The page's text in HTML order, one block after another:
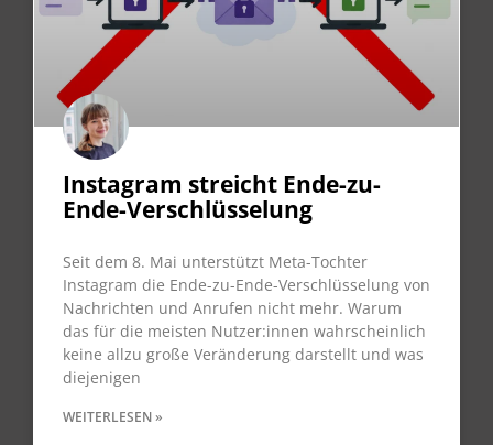
Instagram streicht Ende-zu-
Ende-Verschlüsselung
Seit dem 8. Mai unterstützt Meta-Tochter
Instagram die Ende-zu-Ende-Verschlüsselung von
Nachrichten und Anrufen nicht mehr. Warum
das für die meisten Nutzer:innen wahrscheinlich
keine allzu große Veränderung darstellt und was
diejenigen
WEITERLESEN »